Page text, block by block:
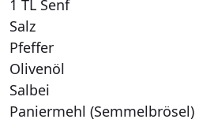
1 TL Senf
Salz
Pfeffer
Olivenöl
Salbei
Paniermehl (Semmelbrösel)